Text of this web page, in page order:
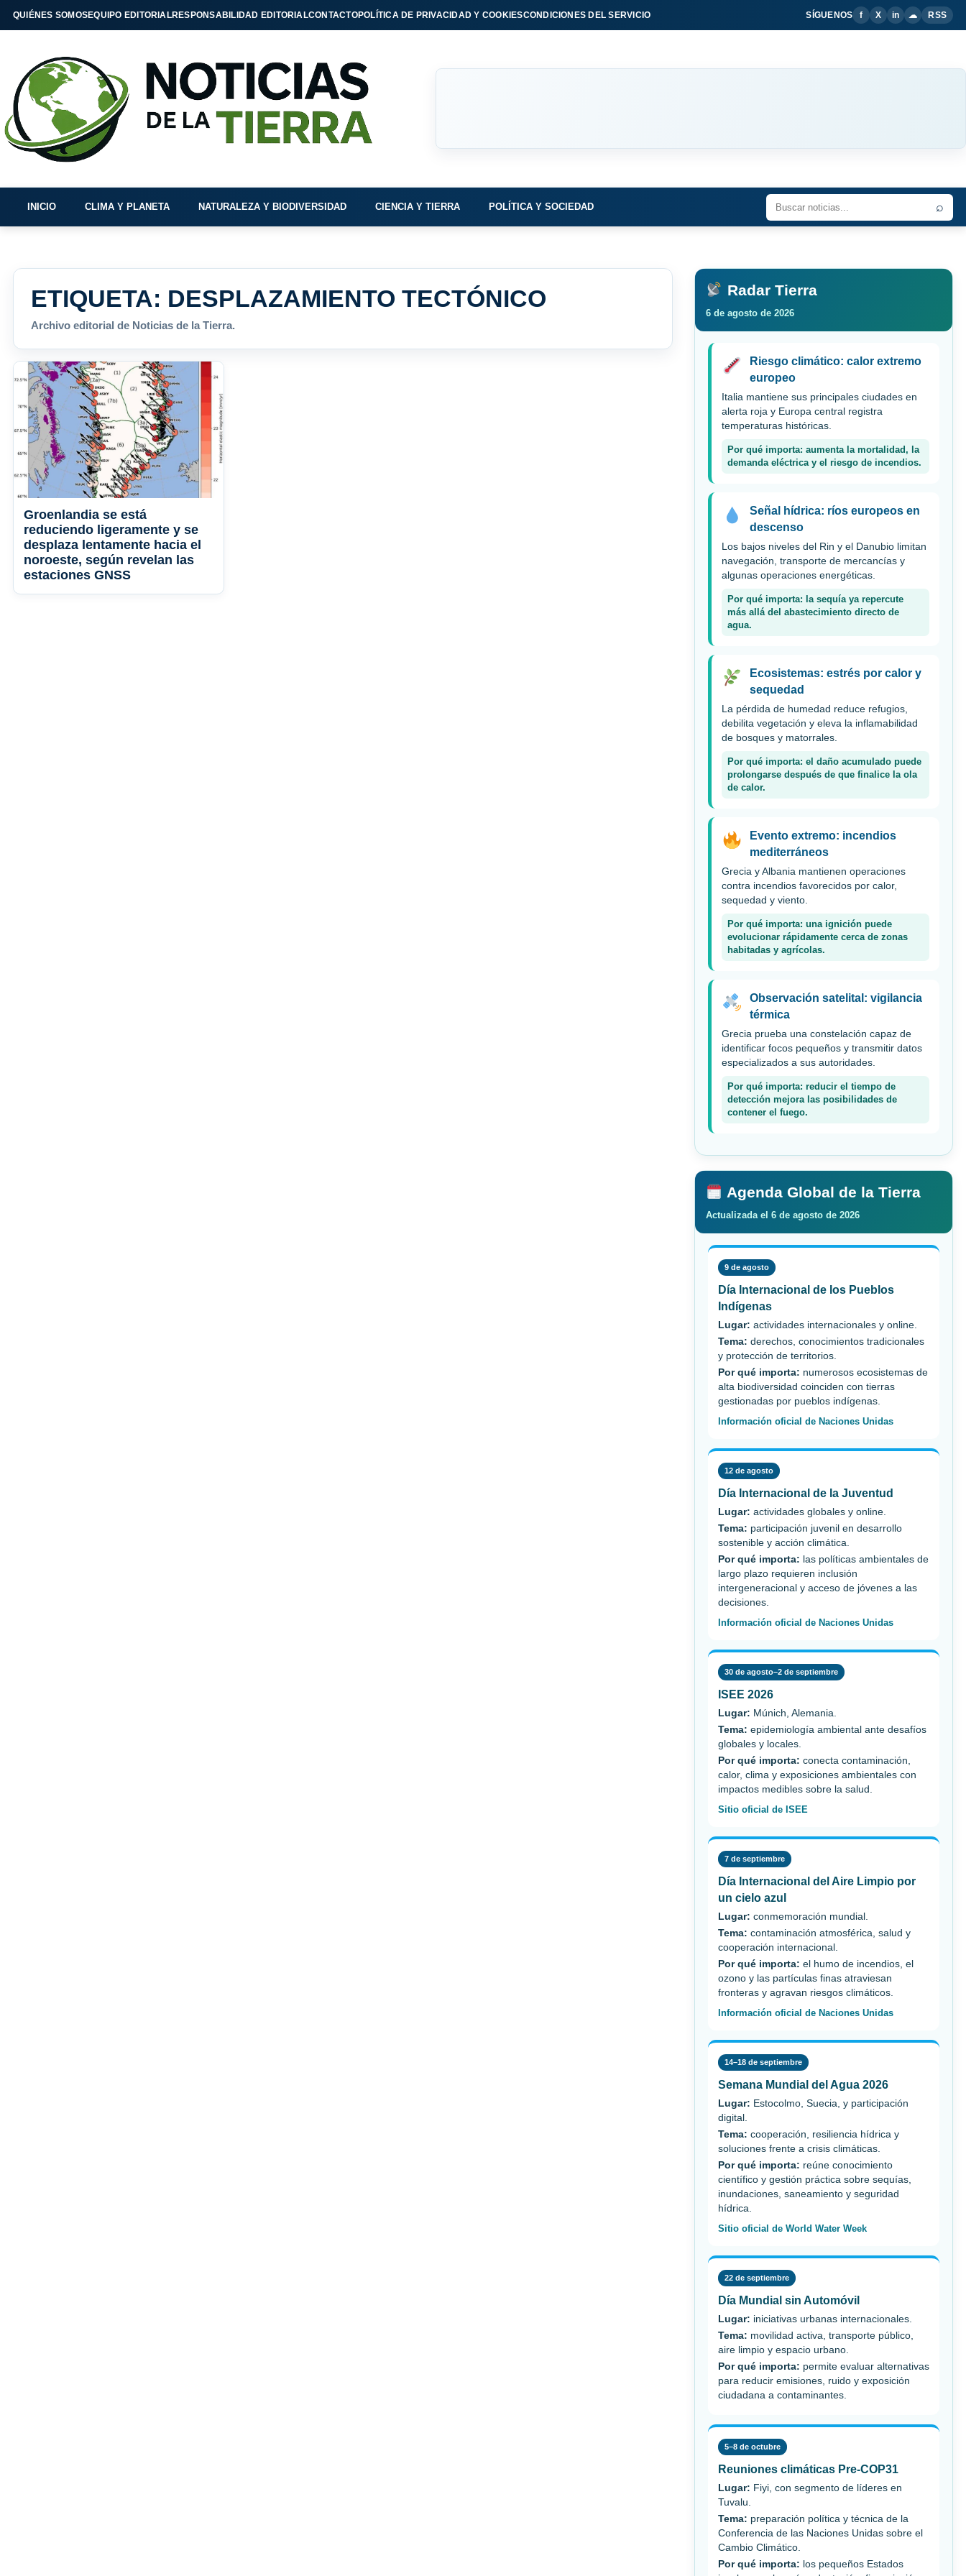
QUIÉNES SOMOSEQUIPO EDITORIALRESPONSABILIDAD EDITORIALCONTACTOPOLÍTICA DE PRIVACIDAD Y COOKIESCONDICIONES DEL SERVICIO SÍGUENOS f X in ☁ RSS
INICIO CLIMA Y PLANETA NATURALEZA Y BIODIVERSIDAD CIENCIA Y TIERRA POLÍTICA Y SOCIEDAD ⌕
ETIQUETA: DESPLAZAMIENTO TECTÓNICO
Archivo editorial de Noticias de la Tierra.
Groenlandia se está
reduciendo ligeramente y se
desplaza lentamente hacia el
noroeste, según revelan las
estaciones GNSS
Radar Tierra
6 de agosto de 2026
Riesgo climático: calor extremo
europeo
Italia mantiene sus principales ciudades en
alerta roja y Europa central registra
temperaturas históricas.
Por qué importa: aumenta la mortalidad, la
demanda eléctrica y el riesgo de incendios.
Señal hídrica: ríos europeos en
descenso
Los bajos niveles del Rin y el Danubio limitan
navegación, transporte de mercancías y
algunas operaciones energéticas.
Por qué importa: la sequía ya repercute
más allá del abastecimiento directo de
agua.
Ecosistemas: estrés por calor y
sequedad
La pérdida de humedad reduce refugios,
debilita vegetación y eleva la inflamabilidad
de bosques y matorrales.
Por qué importa: el daño acumulado puede
prolongarse después de que finalice la ola
de calor.
Evento extremo: incendios
mediterráneos
Grecia y Albania mantienen operaciones
contra incendios favorecidos por calor,
sequedad y viento.
Por qué importa: una ignición puede
evolucionar rápidamente cerca de zonas
habitadas y agrícolas.
Observación satelital: vigilancia
térmica
Grecia prueba una constelación capaz de
identificar focos pequeños y transmitir datos
especializados a sus autoridades.
Por qué importa: reducir el tiempo de
detección mejora las posibilidades de
contener el fuego.
Agenda Global de la Tierra
Actualizada el 6 de agosto de 2026
9 de agosto
Día Internacional de los Pueblos
Indígenas
Lugar: actividades internacionales y online.
Tema: derechos, conocimientos tradicionales
y protección de territorios.
Por qué importa: numerosos ecosistemas de
alta biodiversidad coinciden con tierras
gestionadas por pueblos indígenas.
Información oficial de Naciones Unidas
12 de agosto
Día Internacional de la Juventud
Lugar: actividades globales y online.
Tema: participación juvenil en desarrollo
sostenible y acción climática.
Por qué importa: las políticas ambientales de
largo plazo requieren inclusión
intergeneracional y acceso de jóvenes a las
decisiones.
Información oficial de Naciones Unidas
30 de agosto–2 de septiembre
ISEE 2026
Lugar: Múnich, Alemania.
Tema: epidemiología ambiental ante desafíos
globales y locales.
Por qué importa: conecta contaminación,
calor, clima y exposiciones ambientales con
impactos medibles sobre la salud.
Sitio oficial de ISEE
7 de septiembre
Día Internacional del Aire Limpio por
un cielo azul
Lugar: conmemoración mundial.
Tema: contaminación atmosférica, salud y
cooperación internacional.
Por qué importa: el humo de incendios, el
ozono y las partículas finas atraviesan
fronteras y agravan riesgos climáticos.
Información oficial de Naciones Unidas
14–18 de septiembre
Semana Mundial del Agua 2026
Lugar: Estocolmo, Suecia, y participación
digital.
Tema: cooperación, resiliencia hídrica y
soluciones frente a crisis climáticas.
Por qué importa: reúne conocimiento
científico y gestión práctica sobre sequías,
inundaciones, saneamiento y seguridad
hídrica.
Sitio oficial de World Water Week
22 de septiembre
Día Mundial sin Automóvil
Lugar: iniciativas urbanas internacionales.
Tema: movilidad activa, transporte público,
aire limpio y espacio urbano.
Por qué importa: permite evaluar alternativas
para reducir emisiones, ruido y exposición
ciudadana a contaminantes.
5–8 de octubre
Reuniones climáticas Pre-COP31
Lugar: Fiyi, con segmento de líderes en
Tuvalu.
Tema: preparación política y técnica de la
Conferencia de las Naciones Unidas sobre el
Cambio Climático.
Por qué importa: los pequeños Estados